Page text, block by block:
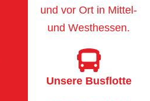
und vor Ort in Mittel-
und Westhessen.
Unsere Busflotte